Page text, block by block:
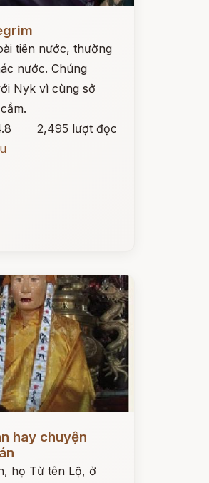
tiên nước, thường
nước. Chúng
Nyk vì cùng sở
2,495 lượt đọc
hay chuyện
họ Từ tên Lộ, ở